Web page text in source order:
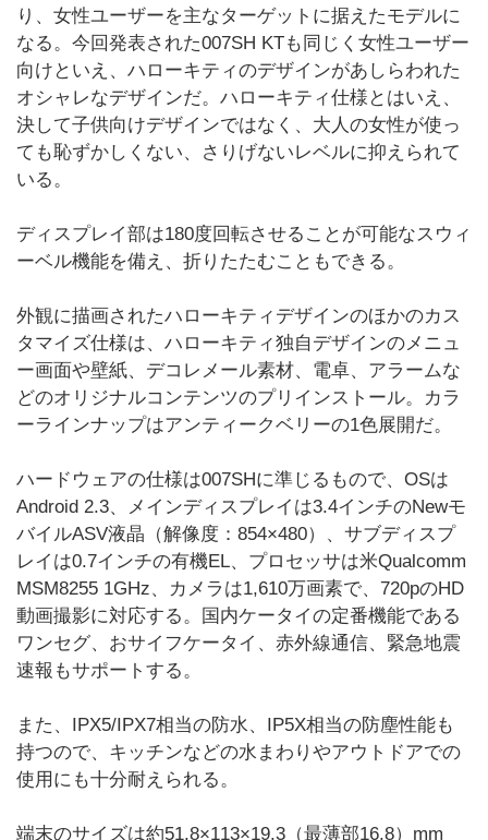
り、女性ユーザーを主なターゲットに据えたモデルに
なる。今回発表された007SH KTも同じく女性ユーザー
向けといえ、ハローキティのデザインがあしらわれた
オシャレなデザインだ。ハローキティ仕様とはいえ、
決して子供向けデザインではなく、大人の女性が使っ
ても恥ずかしくない、さりげないレベルに抑えられて
いる。
ディスプレイ部は180度回転させることが可能なスウィ
ーベル機能を備え、折りたたむこともできる。
外観に描画されたハローキティデザインのほかのカス
タマイズ仕様は、ハローキティ独自デザインのメニュ
ー画面や壁紙、デコレメール素材、電卓、アラームな
どのオリジナルコンテンツのプリインストール。カラ
ーラインナップはアンティークベリーの1色展開だ。
ハードウェアの仕様は007SHに準じるもので、OSは
Android 2.3、メインディスプレイは3.4インチのNewモ
バイルASV液晶（解像度：854×480）、サブディスプ
レイは0.7インチの有機EL、プロセッサは米Qualcomm
MSM8255 1GHz、カメラは1,610万画素で、720pのHD
動画撮影に対応する。国内ケータイの定番機能である
ワンセグ、おサイフケータイ、赤外線通信、緊急地震
速報もサポートする。
また、IPX5/IPX7相当の防水、IP5X相当の防塵性能も
持つので、キッチンなどの水まわりやアウトドアでの
使用にも十分耐えられる。
端末のサイズは約51.8×113×19.3（最薄部16.8）mm